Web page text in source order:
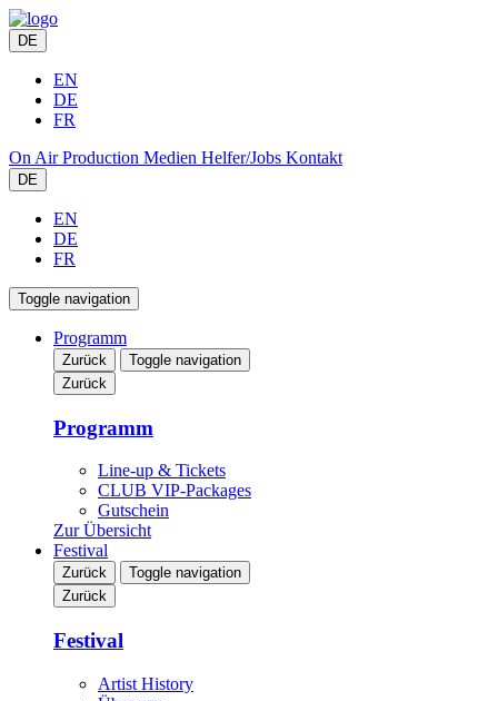
DE
EN
DE
FR
On AirProduction Medien Helfer/Jobs Kontakt
DE
EN
DE
FR
Toggle navigation
Programm
Zurück
Toggle navigation
Zurück
Programm
Line-up & Tickets
CLUB VIP-Packages
Gutschein
Zur Übersicht
Festival
Zurück
Toggle navigation
Zurück
Festival
Artist History